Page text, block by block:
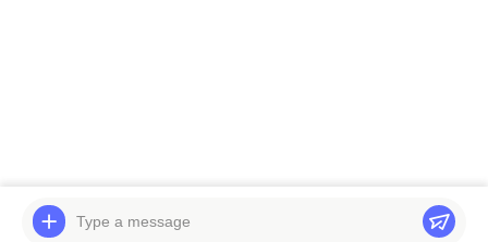
© 2026 Weifang Mension Machinery Technology Co., Ltd.. All Rights